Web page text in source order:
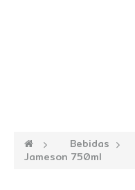
—› Bebidas —›
Jameson 750ml